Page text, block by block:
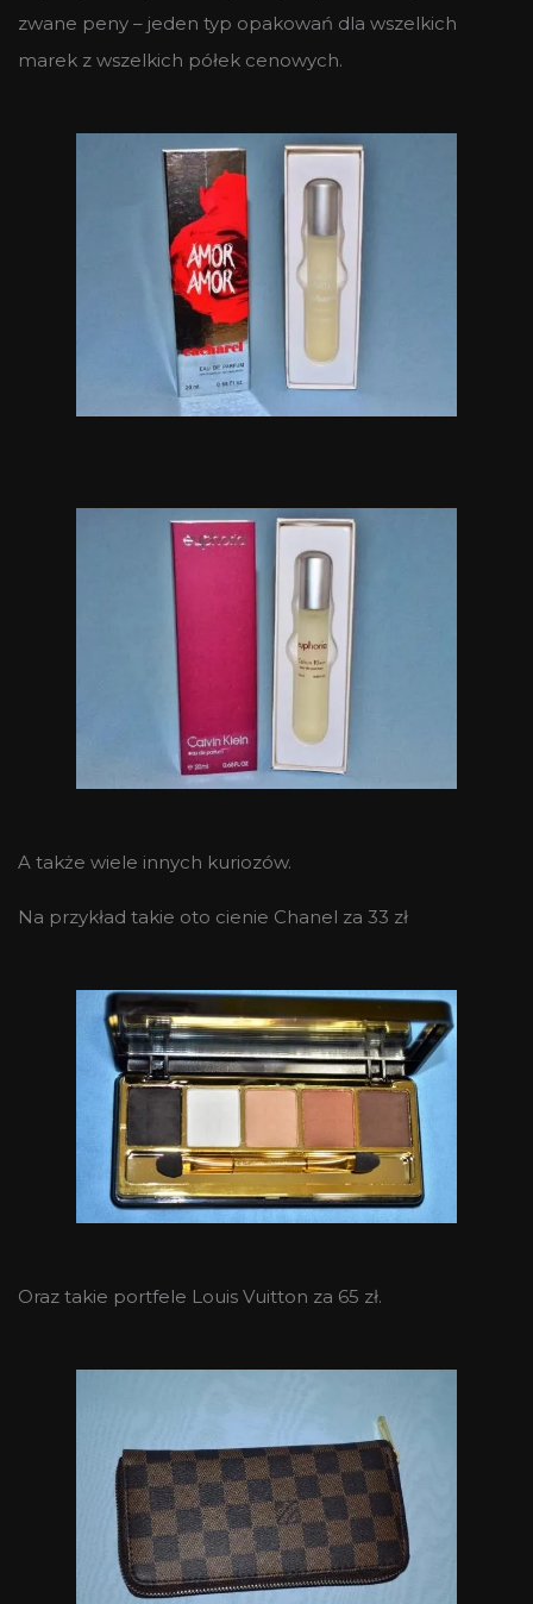
zwane peny – jeden typ opakowań dla wszelkich
marek z wszelkich półek cenowych.
A także wiele innych kuriozów.
Na przykład takie oto cienie Chanel za 33 zł
Oraz takie portfele Louis Vuitton za 65 zł.